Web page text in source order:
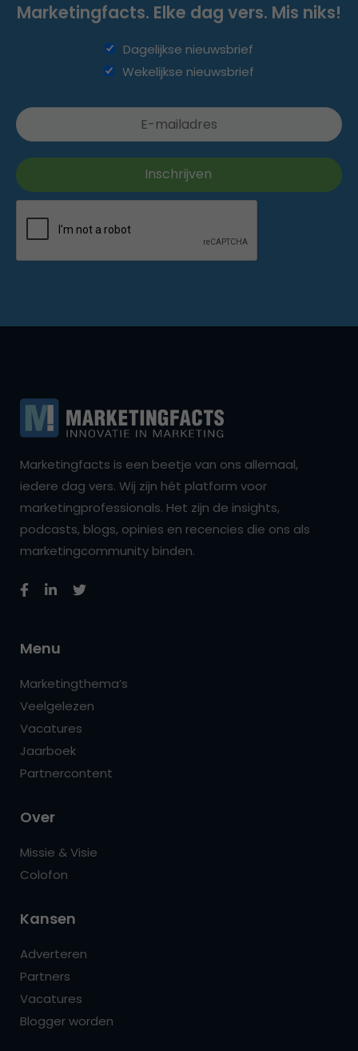
Marketingfacts. Elke dag vers. Mis niks!
Dagelijkse nieuwsbrief
Wekelijkse nieuwsbrief
Marketingfacts is een beetje van ons allemaal,
iedere dag vers. Wij zijn hét platform voor
marketingprofessionals. Het zijn de insights,
podcasts, blogs, opinies en recencies die ons als
marketingcommunity binden.
Menu
Marketingthema’s
Veelgelezen
Vacatures
Jaarboek
Partnercontent
Over
Missie & Visie
Colofon
Kansen
Adverteren
Partners
Vacatures
Blogger worden